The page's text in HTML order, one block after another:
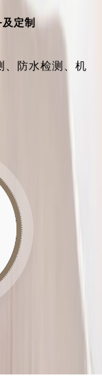
定制
、防水检测、机